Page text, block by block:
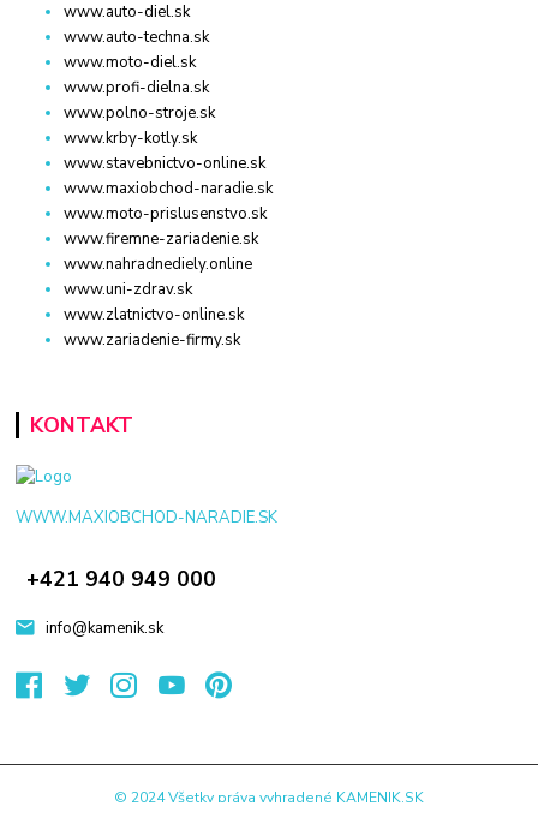
www.auto-diel.sk
www.auto-techna.sk
www.moto-diel.sk
www.profi-dielna.sk
www.polno-stroje.sk
www.krby-kotly.sk
www.stavebnictvo-online.sk
www.maxiobchod-naradie.sk
www.moto-prislusenstvo.sk
www.firemne-zariadenie.sk
www.nahradnediely.online
www.uni-zdrav.sk
www.zlatnictvo-online.sk
www.zariadenie-firmy.sk
KONTAKT
WWW.MAXIOBCHOD-NARADIE.SK
+421 940 949 000
info@kamenik.sk
© 2024 Všetky práva vyhradené KAMENIK.SK